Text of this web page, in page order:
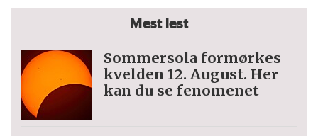
Mest lest
Sommersola formørkes
kvelden 12. August. Her
kan du se fenomenet